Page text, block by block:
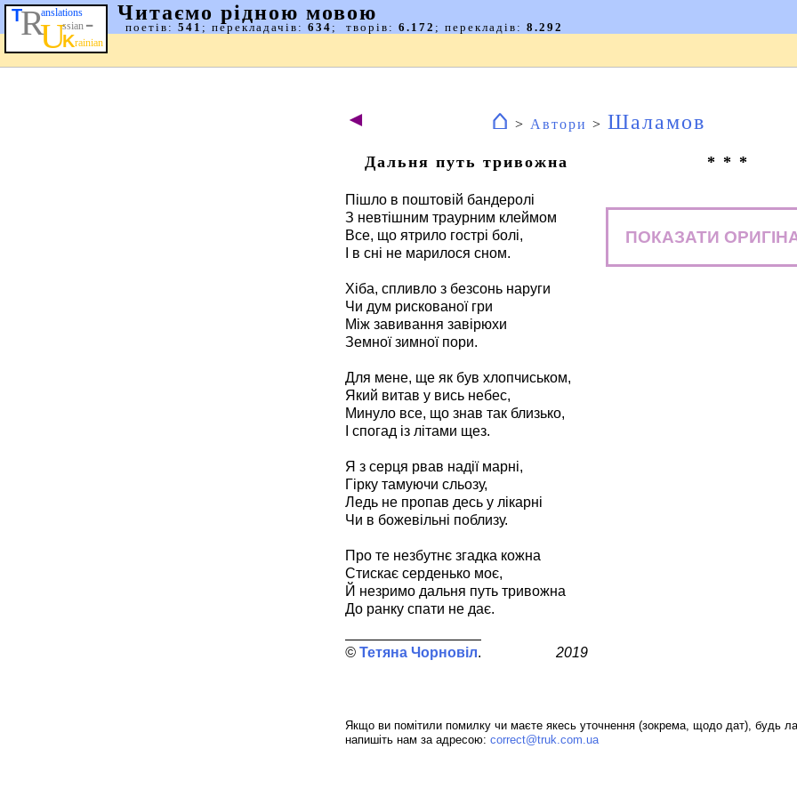
◄ ⌂ > Автори > Шаламов
Дальня путь тривожна
Пішло в поштовій бандеролі
З невтішним траурним клеймом
Все, що ятрило гострі болі,
І в сні не марилося сном.
Хіба, спливло з безсонь наруги
Чи дум рискованої гри
Між завивання завірюхи
Земної зимної пори.
Для мене, ще як був хлопчиськом,
Який витав у вись небес,
Минуло все, що знав так близько,
І спогад із літами щез.
Я з серця рвав надії марні,
Гірку тамуючи сльозу,
Ледь не пропав десь у лікарні
Чи в божевільні поблизу.
Про те незбутнє згадка кожна
Стискає серденько моє,
Й незримо дальня путь тривожна
До ранку спати не дає.
Тетяна Чорновіл 2019
* * *
ПОКАЗАТИ
Якщо ви помітили помилку чи маєте якесь уточнення (зокрема, щодо дат), будь
напишіть нам за адресою: correct@truk.com.ua